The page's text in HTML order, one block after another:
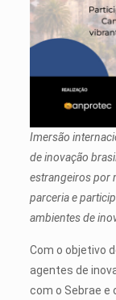
Imersão
de inovação
estrangeiros por
parceria e
ambientes de
Com o objetivo
agentes de
com o Sebrae e